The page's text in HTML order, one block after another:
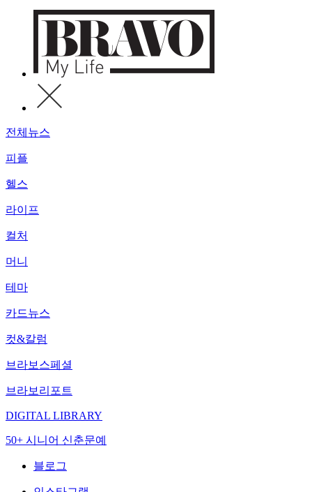
전체뉴스
피플
헬스
라이프
컬처
머니
테마
카드뉴스
컷&칼럼
브라보스페셜
브라보리포트
DIGITAL LIBRARY
50+ 시니어 신춘문예
블로그